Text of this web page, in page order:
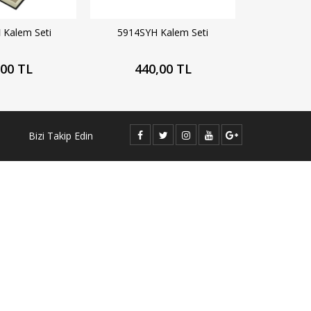
Seti
TL
5914SYH Kalem Seti
440,00 TL
Bizi Takip Edin